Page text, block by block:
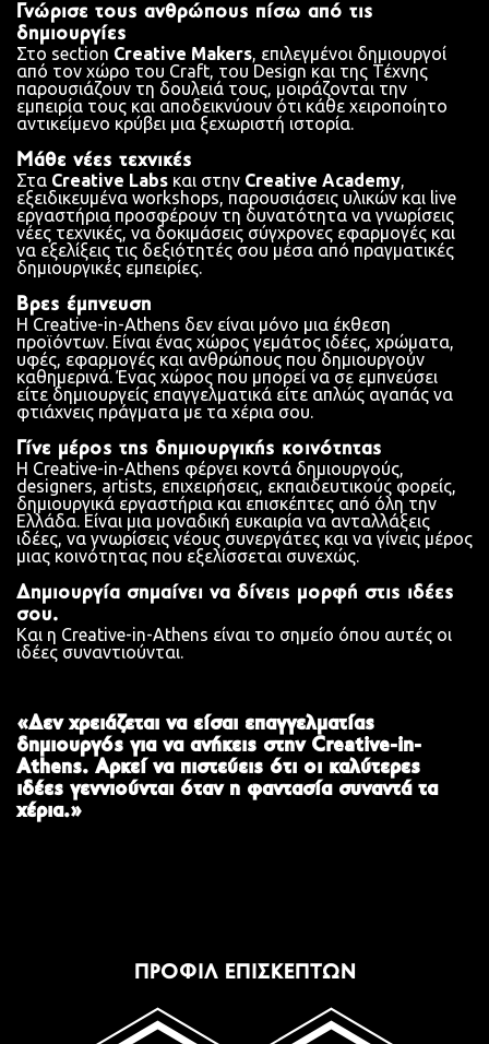
Γνώρισε τους ανθρώπους πίσω από τις
δημιουργίες
Στο section Creative Makers, επιλεγμένοι δημιουργοί
από τον χώρο του Craft, του Design και της Τέχνης
παρουσιάζουν τη δουλειά τους, μοιράζονται την
εμπειρία τους και αποδεικνύουν ότι κάθε χειροποίητο
αντικείμενο κρύβει μια ξεχωριστή ιστορία.
Μάθε νέες τεχνικές
Στα Creative Labs και στην Creative Academy,
εξειδικευμένα workshops, παρουσιάσεις υλικών και live
εργαστήρια προσφέρουν τη δυνατότητα να γνωρίσεις
νέες τεχνικές, να δοκιμάσεις σύγχρονες εφαρμογές και
να εξελίξεις τις δεξιότητές σου μέσα από πραγματικές
δημιουργικές εμπειρίες.
Βρες έμπνευση
Η Creative-in-Athens δεν είναι μόνο μια έκθεση
προϊόντων. Είναι ένας χώρος γεμάτος ιδέες, χρώματα,
υφές, εφαρμογές και ανθρώπους που δημιουργούν
καθημερινά. Ένας χώρος που μπορεί να σε εμπνεύσει
είτε δημιουργείς επαγγελματικά είτε απλώς αγαπάς να
φτιάχνεις πράγματα με τα χέρια σου.
Γίνε μέρος της δημιουργικής κοινότητας
Η Creative-in-Athens φέρνει κοντά δημιουργούς,
designers, artists, επιχειρήσεις, εκπαιδευτικούς φορείς,
δημιουργικά εργαστήρια και επισκέπτες από όλη την
Ελλάδα. Είναι μια μοναδική ευκαιρία να ανταλλάξεις
ιδέες, να γνωρίσεις νέους συνεργάτες και να γίνεις μέρος
μιας κοινότητας που εξελίσσεται συνεχώς.
Δημιουργία σημαίνει να δίνεις μορφή στις ιδέες
σου.
Και η Creative-in-Athens είναι το σημείο όπου αυτές οι
ιδέες συναντιούνται.
«Δεν χρειάζεται να είσαι επαγγελματίας
δημιουργός για να ανήκεις στην Creative-in-
Athens. Αρκεί να πιστεύεις ότι οι καλύτερες
ιδέες γεννιούνται όταν η φαντασία συναντά τα
χέρια.»
ΠΡΟΦΊΛ ΕΠΙΣΚΕΠΤΏΝ